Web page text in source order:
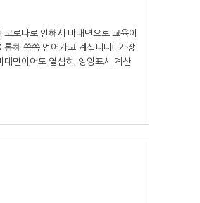
로나로 인해서 비대면으로 교육이
통해 쏙쏙 얻어가고 계십니다! 가장
면이어도 열심히, 영양표시 계산